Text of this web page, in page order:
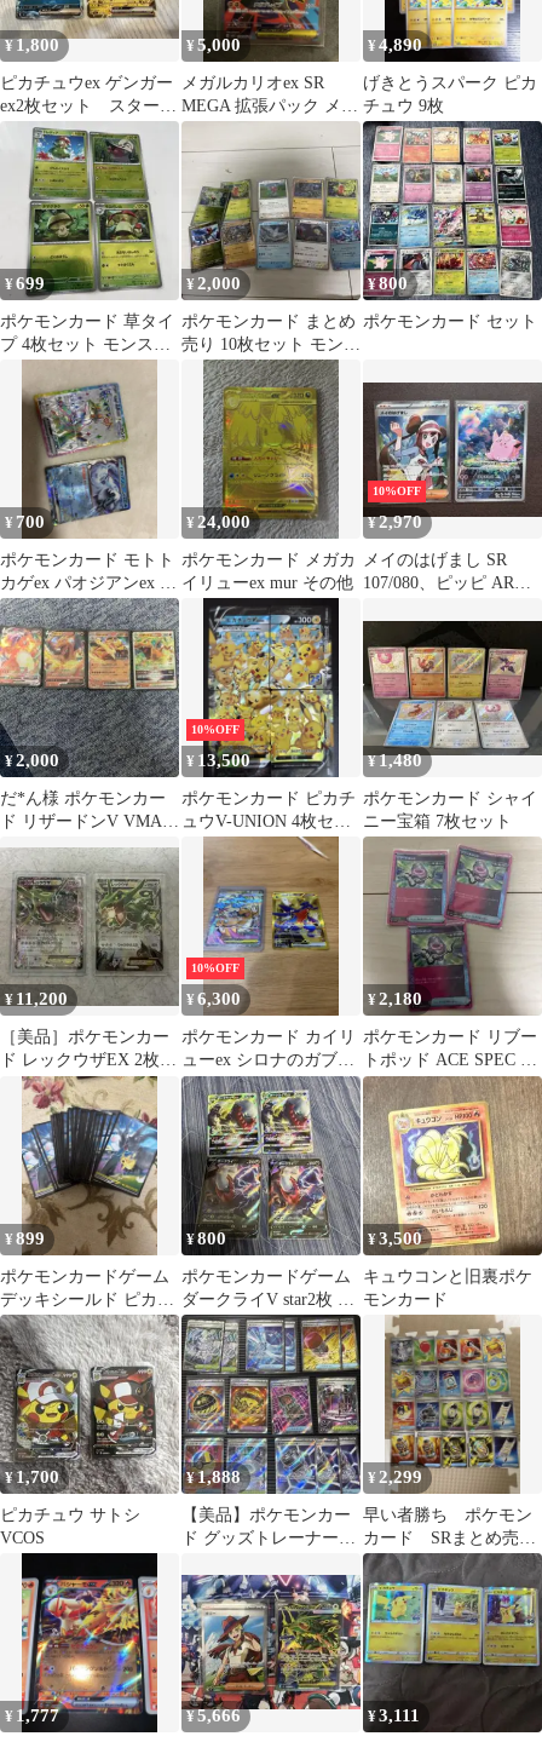
¥1,800
ピカチュウex ゲンガー
ex2枚セット スタート
デッキ100 バトルコレ
クション
¥5,000
メガルカリオex SR
MEGA 拡張パック メガ
ブレイブ キラ 078/063
¥4,890
げきとうスパーク ピカ
チュウ 9枚
¥699
ポケモンカード 草タイ
プ 4枚セット モンスタ
¥2,000
ポケモンカード まとめ
売り 10枚セット モンス
ターボールキラ
¥800
ポケモンカード セット
¥ 700
ポケモンカード モトト
カゲex パオジアンex ま
とめ
¥ 24,000
ポケモンカード メガカ
イリューex mur その他
10%OFF
¥2,970
メイのはげまし SR
107/080、ピッピ AR
¥2,000
だ*ん様 ポケモンカー
ド リザードンV VMAX
ex VSTAR 4枚セット
10%OFF
¥ 13,500
ポケモンカード ピカチ
ュウV-UNION 4枚セッ
¥1,480
ポケモンカード シャイ
ニー宝箱 7枚セット
¥ 11,200
［美品］ポケモンカー
ド レックウザEX 2枚セ
ット
10%OFF
¥6,300
ポケモンカード カイリ
ューex シロナのガブリ
アスex 2枚セット
¥2,180
ポケモンカード リブー
トポッド ACE SPEC 3
枚セット
¥899
ポケモンカードゲーム
デッキシールド ピカチ
ュウ&ゼクロム 64枚
入
¥800
ポケモンカードゲーム
ダークライV star2枚 ダ
ークライV2枚
¥3,500
キュウコンと旧裏ポケ
モンカード
¥1,700
ピカチュウ サトシ
VCOS
¥1,888
【美品】ポケモンカー
ド グッズトレーナーズ
¥ 2,299
早い者勝ち ポケモン
カード SRまとめ売り
20枚
¥ 1,777 ¥5,666 ¥3,111